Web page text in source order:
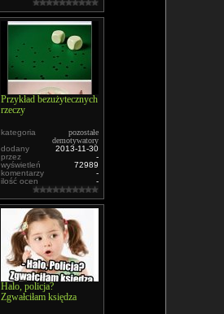
Przykład bezużytecznych
rzeczy
kategoria
pozostałe
demotywatory
dodany
2013-11-30
przez
-
wyświetleń
72989
komentarzy
-
ilość ocen
-
Halo, policja?
Zgwałciłam księdza